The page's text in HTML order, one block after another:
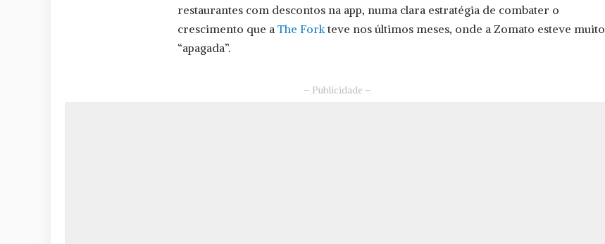
restaurantes com descontos na app, numa clara estratégia de combater o
crescimento que a The Forkteve nos últimos meses, onde a Zomato esteve muito
“apagada”.
– Publicidade –